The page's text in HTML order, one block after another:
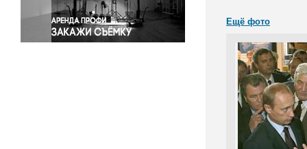
Экономика и бизнес
Ещё фото